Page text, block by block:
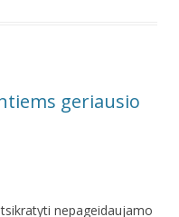
geriausio
nepageidaujamo